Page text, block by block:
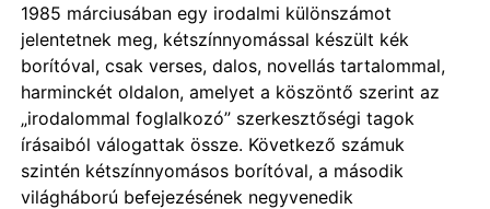
1985 márciusában egy irodalmi különszámot
jelentetnek meg, kétszínnyomással készült kék
borítóval, csak verses, dalos, novellás tartalommal,
harminckét oldalon, amelyet a köszöntő szerint az
„irodalommal foglalkozó” szerkesztőségi tagok
írásaiból válogattak össze. Következő számuk
szintén kétszínnyomásos borítóval, a második
világháború befejezésének negyvenedik